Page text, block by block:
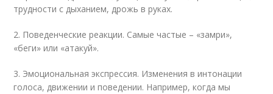
трудности с дыханием, дрожь в руках.
2. Поведенческие реакции. Самые частые – «замри»,
«беги» или «атакуй».
3. Эмоциональная экспрессия. Изменения в интонации
голоса, движении и поведении. Например, когда мы